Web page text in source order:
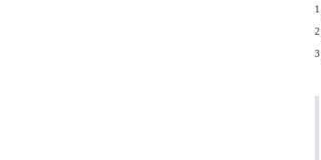
1
2
3